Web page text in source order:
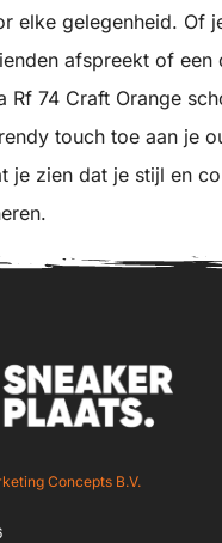
elke gelegenheid. Of
afspreekt of een
Rf 74 Craft Orange
touch toe aan je
je zien dat je stijl en
Concepts B.V.